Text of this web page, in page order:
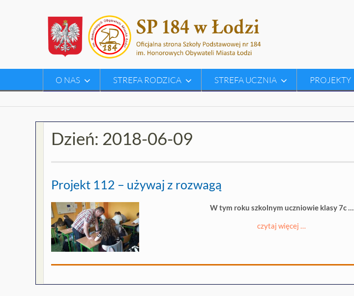
O NAS STREFA RODZICA STREFA UCZNIA PROJEKTY
Dzień: 2018-06-09
Projekt 112 – używaj z rozwagą
W tym roku szkolnym uczniowie klasy 7c …
czytaj więcej …